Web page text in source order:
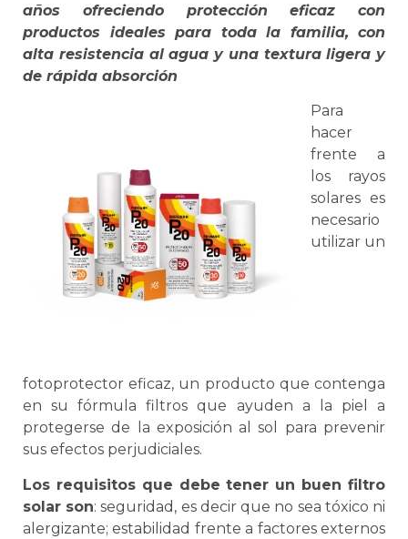
años ofreciendo protección eficaz con
productos ideales para toda la familia, con
alta resistencia al agua y una textura ligera y
de rápida absorción
Para
hacer
frente a
los rayos
solares es
necesario
utilizar un
fotoprotector eficaz, un producto que contenga
en su fórmula filtros que ayuden a la piel a
protegerse de la exposición al sol para prevenir
sus efectos perjudiciales.
Los requisitos que debe tener un buen filtro
solar son: seguridad, es decir que no sea tóxico ni
alergizante; estabilidad frente a factores externos